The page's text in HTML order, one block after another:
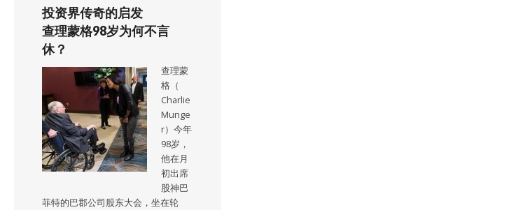
投资界传奇的启发
查理蒙格98岁为何不言
休？
查理蒙
格（
Charlie
Munge
r）今年
98岁，
他在月
初出席
股神巴
菲特的巴郡公司股东大会，坐在轮